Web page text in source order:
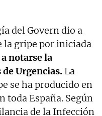
del Govern dio a
la gripe por iniciada
notarse la
Urgencias. La
se ha producido en
toda España. Según
de la Infección